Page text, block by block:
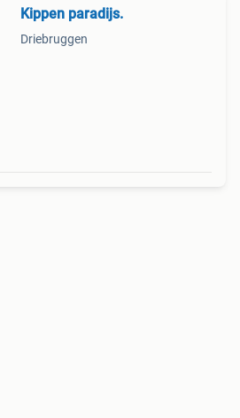
Kippen paradijs.
Driebruggen